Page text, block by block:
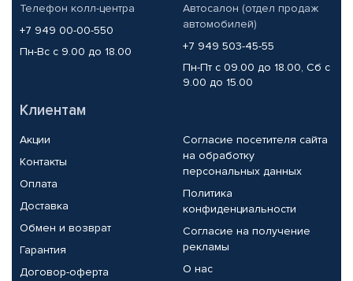
Телефон колл-центра
+7 949 00-00-550
Пн-Вс с 9.00 до 18.00
Автосалон (отдел продаж
автомобилей)
+7 949 503-45-55
Пн-Пт с 09.00 до 18.00, Сб с
9.00 до 15.00
Клиентам
Акции
Контакты
Оплата
Доставка
Обмен и возврат
Гарантия
Договор-оферта
Согласие посетителя сайта
на обработку
персональных данных
Политика
конфиденциальности
Согласие на получение
рекламы
О нас